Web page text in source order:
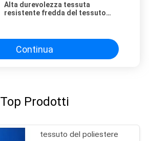
Alta durevolezza tessuta
resistente fredda del tessuto
Continua
Top Prodotti
tessuto del poliestere